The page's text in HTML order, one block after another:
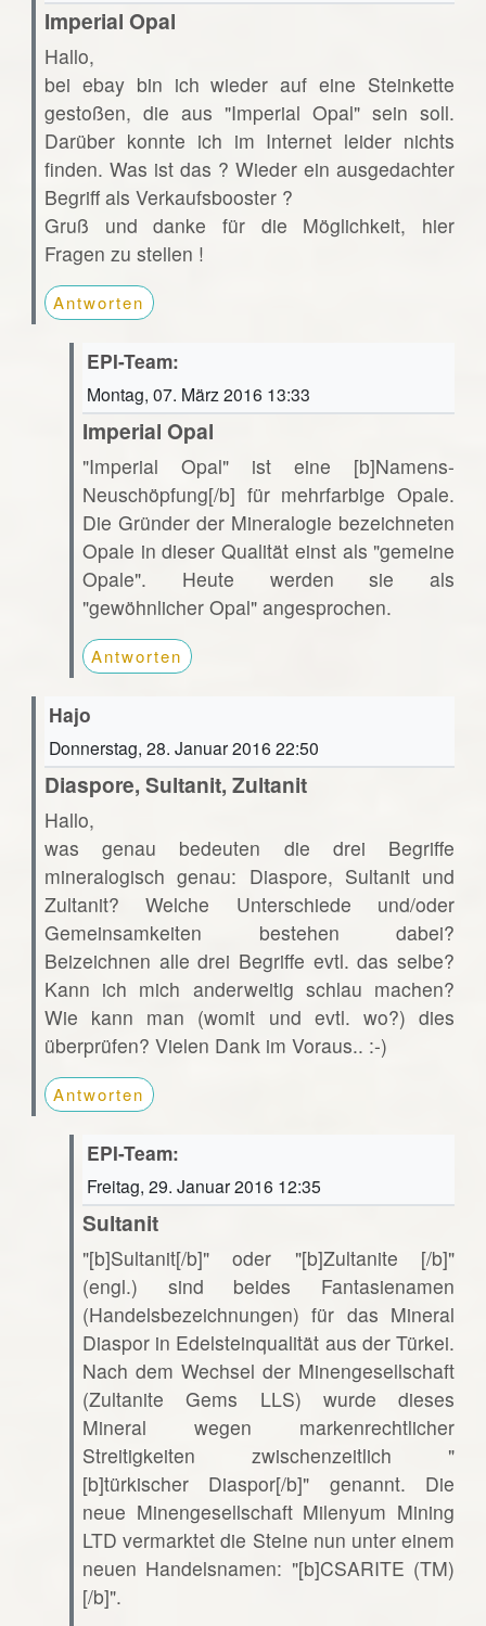
Imperial Opal
Hallo,
bei ebay bin ich wieder auf eine Steinkette
gestoßen, die aus "Imperial Opal" sein soll.
Darüber konnte ich im Internet leider nichts
finden. Was ist das ? Wieder ein ausgedachter
Begriff als Verkaufsbooster ?
Gruß und danke für die Möglichkeit, hier
Fragen zu stellen !
Antworten
EPI-Team:
Montag, 07. März 2016 13:33
Imperial Opal
"Imperial Opal" ist eine [b]Namens-
Neuschöpfung[/b] für mehrfarbige Opale.
Die Gründer der Mineralogie bezeichneten
Opale in dieser Qualität einst als "gemeine
Opale". Heute werden sie als
"gewöhnlicher Opal" angesprochen.
Antworten
Hajo
Donnerstag, 28. Januar 2016 22:50
Diaspore, Sultanit, Zultanit
Hallo,
was genau bedeuten die drei Begriffe
mineralogisch genau: Diaspore, Sultanit und
Zultanit? Welche Unterschiede und/oder
Gemeinsamkeiten bestehen dabei?
Beizeichnen alle drei Begriffe evtl. das selbe?
Kann ich mich anderweitig schlau machen?
Wie kann man (womit und evtl. wo?) dies
überprüfen? Vielen Dank im Voraus.. :-)
Antworten
EPI-Team:
Freitag, 29. Januar 2016 12:35
Sultanit
"[b]Sultanit[/b]" oder "[b]Zultanite [/b]"
(engl.) sind beides Fantasienamen
(Handelsbezeichnungen) für das Mineral
Diaspor in Edelsteinqualität aus der Türkei.
Nach dem Wechsel der Minengesellschaft
(Zultanite Gems LLS) wurde dieses
Mineral wegen markenrechtlicher
Streitigkeiten zwischenzeitlich "
[b]türkischer Diaspor[/b]" genannt. Die
neue Minengesellschaft Milenyum Mining
LTD vermarktet die Steine nun unter einem
neuen Handelsnamen: "[b]CSARITE (TM)
[/b]".